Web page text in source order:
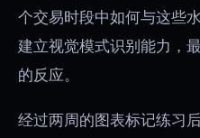
个交易时段中如何与这些
建立视觉模式识别能力，
的反应。
经过两周的图表标记练习